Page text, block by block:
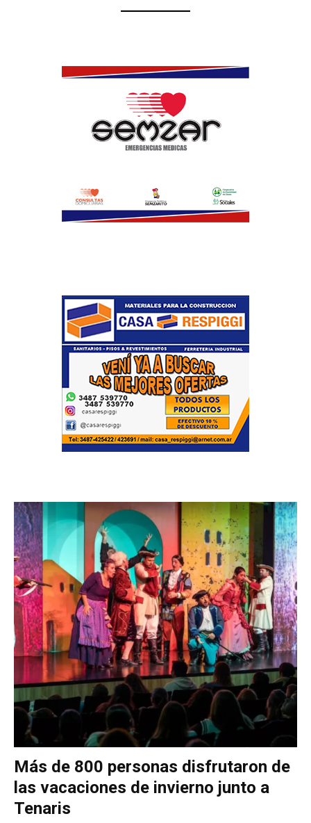
Más de 800 personas disfrutaron de
las vacaciones de invierno junto a
Tenaris